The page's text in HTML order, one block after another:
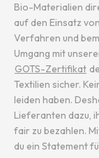
Bio-Materialien
auf den Einsatz
Verfahren und
Umgang mit
GOTS-Zertifikat
Textilien sicher.
leiden haben.
Lieferanten dazu,
fair zu bezahlen.
du ein Statement